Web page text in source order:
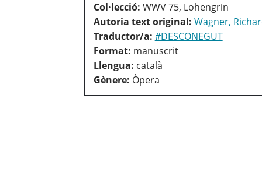
Col·lecció: WWV 75, Lohengrin
Autoria text original: Wagner,
Traductor/a: #DESCONEGUT
Format: manuscrit
Llengua: català
Gènere: Òpera